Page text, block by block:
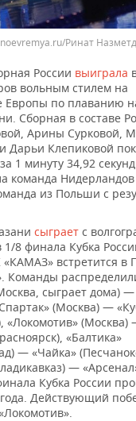
Ринат
России выиграла
вольным стилем на
Европы по плаванию
Сборная в составе
Арины Сурковой,
Дарьи Клепиковой
1 минуту 34,92
команда
из Польши с
сыграет с
1/8 финала Кубка
встретится в
Команды
сыграет дома)
(Москва) —
«Локомотив» (Москва)
«Балтика»
— «Чайка»
—
Кубка России
Действующий